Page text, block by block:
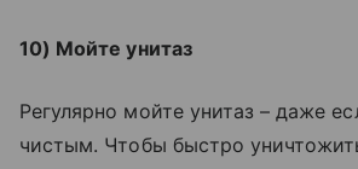
10) Мойте унитаз
Регулярно мойте унитаз – даже
чистым. Чтобы быстро